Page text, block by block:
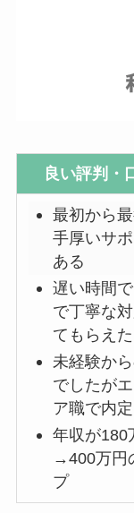
良い評判・
最初から
手厚いサ
ある
遅い時間
で丁寧な
てもらえた
未経験か
でしたが
ア職で内定
年収が180
→400万円
プ